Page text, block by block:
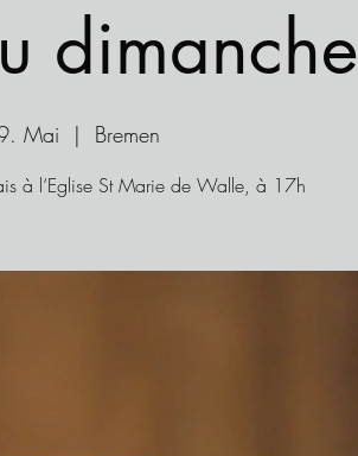
dimanche
Mai
  |
Bremen
à l‘Eglise St Marie de Walle, à 17h